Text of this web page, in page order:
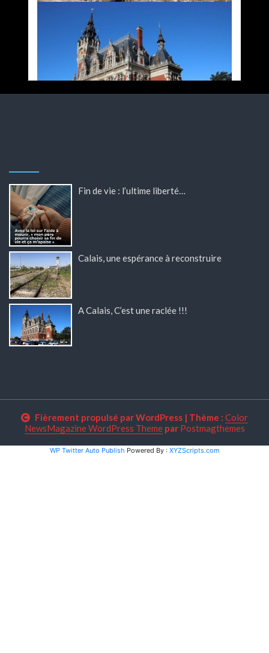
Fin de vie : l’ultime liberté…
Calais, une espérance à reconstruire
A Calais, C’est une raclée !!!
Fièrement propulsé par WordPress | Thème : Color
NewsMagazine WordPress Themepar Postmagthemes
WP Twitter Auto Publish Powered By : XYZScripts.com